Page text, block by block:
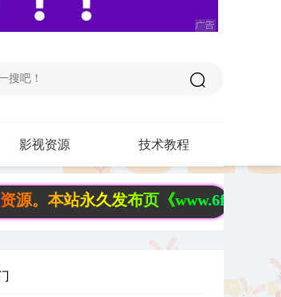
影视资源 技术教程
久发布页《www.6fb.top》请记住，